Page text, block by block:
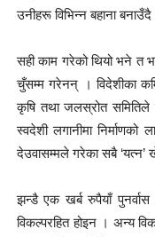
उनीहरू विभिन्न बहाना
सही काम गरेको थियो भने त
चुँसम्म गरेनन् । विदेशीका
कृषि तथा जलस्रोत समितिले
स्वदेशी लगानीमा
देउवासम्मले गरेका सबै ‘यत्न’
झन्डै एक खर्ब रुपैयाँ पुनर्वास
विकल्परहित होइन । अन्य